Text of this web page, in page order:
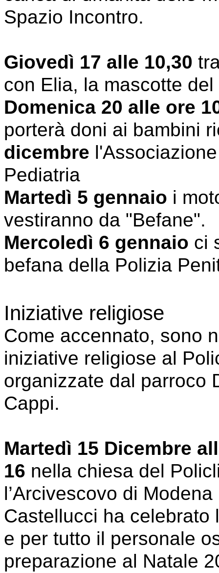
Spazio Incontro.
Giovedì 17 alle 10,30
con Elia, la mascotte
Domenica 20 alle ore
porterà doni ai bambini
dicembre
Pediatria
Martedì 5 gennaio i
vestiranno da "Befane".
Mercoledì 6 gennaio ci
befana della Polizia
Iniziative religiose
Come accennato, sono
iniziative religiose al
organizzate dal parroco
Cappi.
Martedì 15 Dicembre
16 nella chiesa del
l’Arcivescovo di
Castellucci ha celebrato
e per tutto il personale
preparazione al Natale